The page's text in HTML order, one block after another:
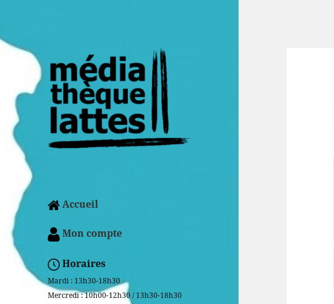
Accueil
Mon compte
Horaires
Mardi : 13h30-18h30
Mercredi : 10h00-12h30 / 13h30-18h30